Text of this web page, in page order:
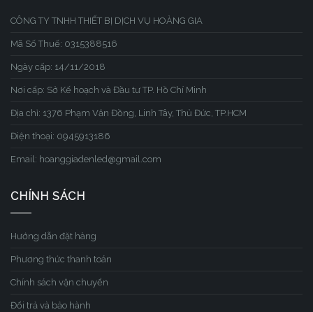
CÔNG TY TNHH THIẾT BỊ DỊCH VỤ HOÀNG GIA
Mã Số Thuế: 0315388516
Ngày cấp: 14/11/2018
Nơi cấp: Sở Kế hoạch và Đầu tư TP. Hồ Chí Minh
Địa chỉ: 1376 Phạm Văn Đồng, Linh Tây, Thủ Đức, TP.HCM
Điện thoại: 0945913186
Email: hoanggiadenled@gmail.com
CHÍNH SÁCH
Hướng dẫn đặt hàng
Phương thức thanh toán
Chính sách vận chuyển
Đổi trả và bảo hành